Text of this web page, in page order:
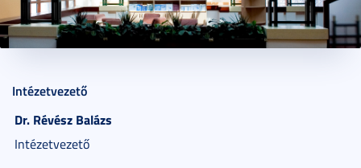
Intézetvezető
Dr. Révész Balázs
Intézetvezető